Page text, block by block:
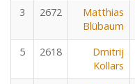
3
2672
Matthias
Blübaum
5 2618
Dmitrij
Kollars